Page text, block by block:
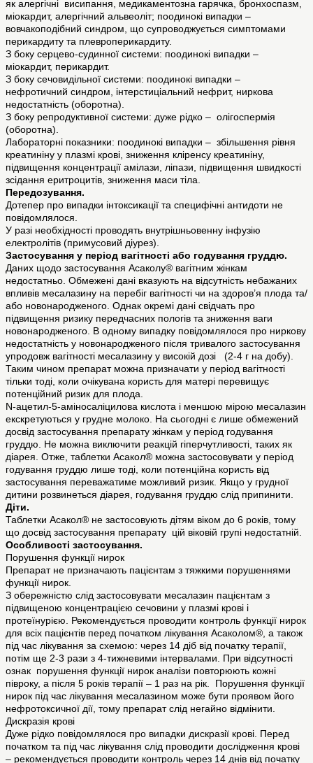
як алергічні висипання, медикаментозна гарячка, бронхоспазм,
міокардит, алергічний альвеоліт; поодинокі випадки –
вовчакоподібний синдром, що супроводжується симптомами
перикардиту та плевроперикардиту.
З боку серцево-судинної системи: поодинокі випадки –
міокардит, перикардит.
З боку сечовидільної системи: поодинокі випадки –
нефротичний синдром, інтерстиціальний нефрит, ниркова
недостатність (оборотна).
З боку репродуктивної системи: дуже рідко – олігоспермія
(оборотна).
Лабораторні показники: поодинокі випадки – збільшення рівня
креатиніну у плазмі крові, зниження кліренсу креатиніну,
підвищення концентрації амілази, ліпази, підвищення швидкості
зсідання еритроцитів, зниження маси тіла.
Передозування.
Дотепер про випадки інтоксикації та специфічні антидоти не
повідомлялося.
У разі необхідності проводять внутрішньовенну інфузію
електролітів (примусовий діурез).
Застосування у період вагітності або годування груддю.
Даних щодо застосування Асаколу® вагітним жінкам
недостатньо. Обмежені дані вказують на відсутність небажаних
впливів месалазину на перебіг вагітності чи на здоров’я плода та/
або новонародженого. Однак окремі дані свідчать про
підвищення ризику передчасних пологів та зниження ваги
новонародженого. В одному випадку повідомлялося про ниркову
недостатність у новонародженого після тривалого застосування
упродовж вагітності месалазину у високій дозі (2-4 г на добу).
Таким чином препарат можна призначати у період вагітності
тільки тоді, коли очікувана користь для матері перевищує
потенційний ризик для плода.
N-ацетил-5-аміносаліцилова кислота і меншою мірою месалазин
екскретуються у грудне молоко. На сьогодні є лише обмежений
досвід застосування препарату жінкам у період годування
груддю. Не можна виключити реакцій гіперчутливості, таких як
діарея. Отже, таблетки Асакол® можна застосовувати у період
годування груддю лише тоді, коли потенційна користь від
застосування переважатиме можливий ризик. Якщо у грудної
дитини розвинеться діарея, годування груддю слід припинити.
Діти.
Таблетки Асакол® не застосовують дітям віком до 6 років, тому
що досвід застосування препарату цій віковій групі недостатній.
Особливості застосування.
Порушення функції нирок
Препарат не призначають пацієнтам з тяжкими порушеннями
функції нирок.
З обережністю слід застосовувати месалазин пацієнтам з
підвищеною концентрацією сечовини у плазмі крові і
протеїнурією. Рекомендується проводити контроль функції нирок
для всіх пацієнтів перед початком лікування Асаколом®, а також
під час лікування за схемою: через 14 діб від початку терапії,
потім ще 2-3 рази з 4-тижневими інтервалами. При відсутності
ознак порушення функції нирок аналізи повторюють кожні
півроку, а після 5 років терапії – 1 раз на рік. Порушення функції
нирок під час лікування месалазином може бути проявом його
нефротоксичної дії, тому препарат слід негайно відмінити.
Дискразія крові
Дуже рідко повідомлялося про випадки дискразії крові. Перед
початком та під час лікування слід проводити дослідження крові
– рекомендується проводити контроль через 14 днів від початку